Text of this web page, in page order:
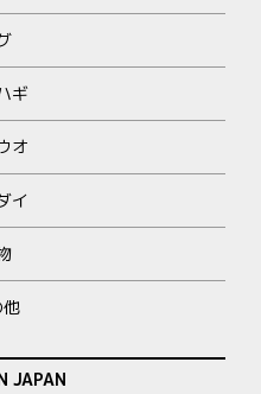
ギ
オ
イ
他
JAPAN